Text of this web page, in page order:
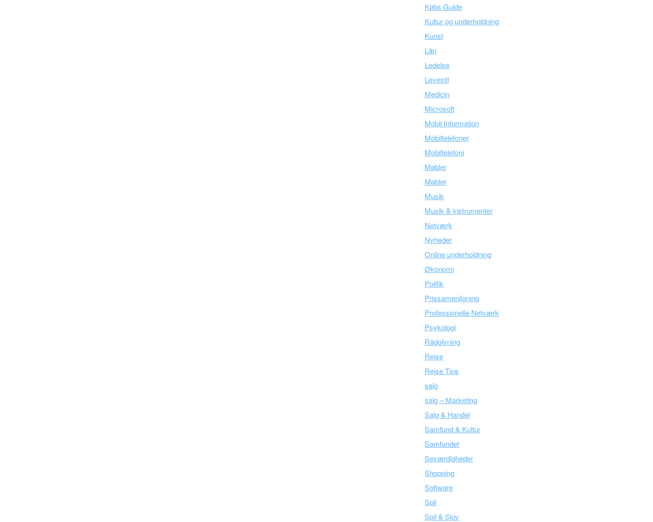
Købs Guide
Kultur og underholdning
Kunst
Lån
Ledelse
Levestil
Medicin
Microsoft
Mobil Information
Mobiltelefoner
Mobiltelefoni
Møbler
Møbler
Musik
Musik & instrumenter
Netværk
Nyheder
Online underholdning
Økonomi
Politik
Prissamenligning
Professionelle Netværk
Psykologi
Rådgivning
Rejse
Rejse Tips
salg
salg – Marketing
Salg & Handel
Samfund & Kultur
Samfundet
Seværdigheder
Shopping
Software
Spil
Spil & Sjov